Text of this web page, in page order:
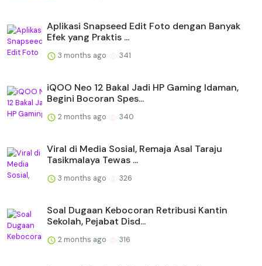
Aplikasi Snapseed Edit Foto dengan Banyak
Efek yang Praktis ...
3 months ago 341
iQOO Neo 12 Bakal Jadi HP Gaming Idaman,
Begini Bocoran Spes...
2 months ago 340
Viral di Media Sosial, Remaja Asal Taraju
Tasikmalaya Tewas ...
3 months ago 326
Soal Dugaan Kebocoran Retribusi Kantin
Sekolah, Pejabat Disd...
2 months ago 316